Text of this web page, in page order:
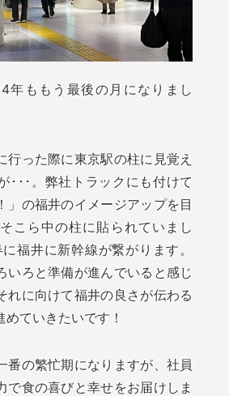
年ももう最後の月になりまし
行った際に東京駅の柱に見覚え
･･･。弊社トラックにも付けて
」の福井のイメージアップを目
こら中の柱に貼られていまし
福井に新幹線が繋がります。
いろと準備が進んでいると感じ
れに向けて福井の良さが伝わる
ていきたいです！
番の繁忙期になりますが、社員
で食の喜びと幸せをお届けしま